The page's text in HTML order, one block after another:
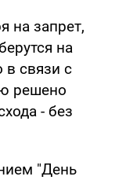
на запрет,
на
в связи с
решено
- без
"День